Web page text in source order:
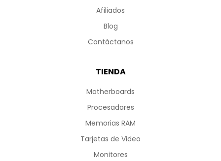
Afiliados
Blog
Contáctanos
TIENDA
Motherboards
Procesadores
Memorias RAM
Tarjetas de Video
Monitores